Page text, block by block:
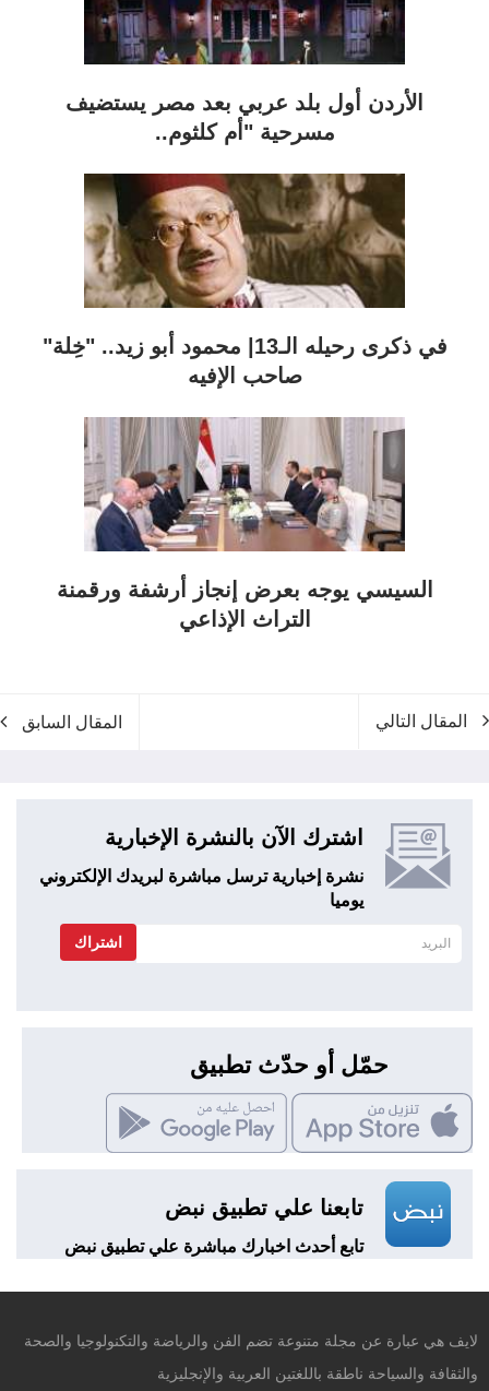
الأردن أول بلد عربي بعد مصر يستضيف
مسرحية "أم كلثوم..
في ذكرى رحيله الـ13| محمود أبو زيد.. "خِلة"
صاحب الإفيه
السيسي يوجه بعرض إنجاز أرشفة ورقمنة
التراث الإذاعي
المقال التالي المقال السابق
اشترك الآن بالنشرة الإخبارية
نشرة إخبارية ترسل مباشرة لبريدك الإلكتروني
يوميا
اشتراك
حمّل أو حدّث تطبيق
تابعنا علي تطبيق نبض
تابع أحدث اخبارك مباشرة علي تطبيق نبض
لايف هي عبارة عن مجلة متنوعة تضم الفن والرياضة والتكنولوجيا والصحة
والثقافة والسياحة ناطقة باللغتين العربية والإنجليزية